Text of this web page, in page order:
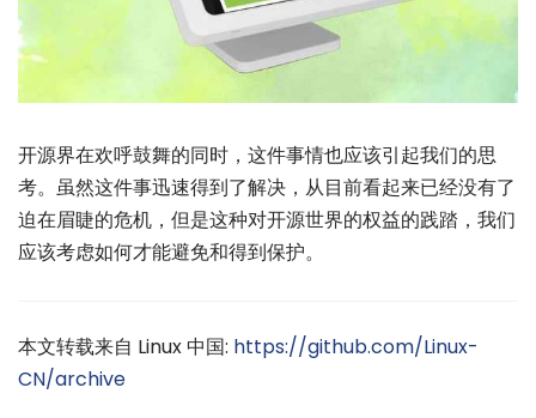
开源界在欢呼鼓舞的同时，这件事情也应该引起我们的思
考。虽然这件事迅速得到了解决，从目前看起来已经没有了
迫在眉睫的危机，但是这种对开源世界的权益的践踏，我们
应该考虑如何才能避免和得到保护。
本文转载来自 Linux 中国: https://github.com/Linux-
CN/archive